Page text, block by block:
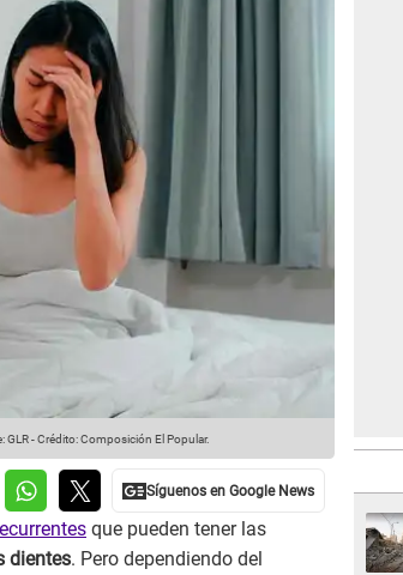
GLR-Crédito: Composición El Popular.
que pueden tener las
dientes. Pero dependiendo del